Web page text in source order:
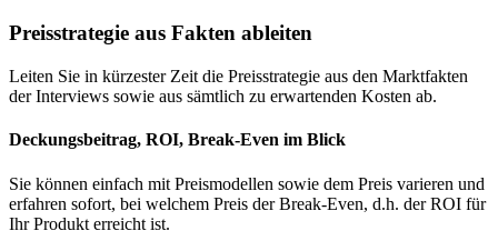
Preisstrategie aus Fakten ableiten
Leiten Sie in kürzester Zeit die Preisstrategie aus den Marktfakten
der Interviews sowie aus sämtlich zu erwartenden Kosten ab.
Deckungsbeitrag, ROI, Break-Even im Blick
Sie können einfach mit Preismodellen sowie dem Preis varieren und
erfahren sofort, bei welchem Preis der Break-Even, d.h. der ROI für
Ihr Produkt erreicht ist.